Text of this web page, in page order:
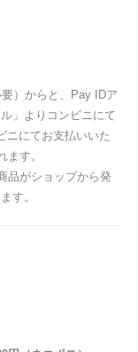
）からと、Pay IDア
」よりコンビニにて
ニにてお支払いいた
す。
品がショップから発
す。